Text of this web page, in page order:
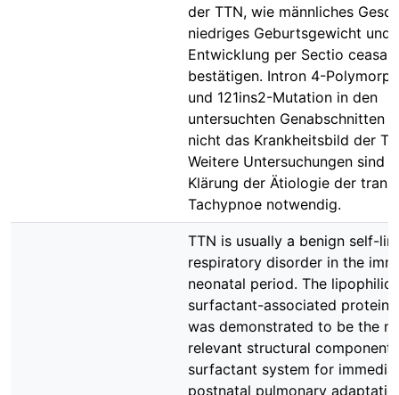
der TTN, wie männliches
niedriges Geburtsgewicht und
Entwicklung per Sectio
bestätigen. Intron 4-
und 121ins2-Mutation in den
untersuchten Genabschnitten
nicht das Krankheitsbild der
Weitere Untersuchungen sind
Klärung der Ätiologie der
Tachypnoe notwendig.
TTN is usually a benign self-
respiratory disorder in the
neonatal period. The lipophilic
surfactant-associated protein
was demonstrated to be the
relevant structural component
surfactant system for
postnatal pulmonary